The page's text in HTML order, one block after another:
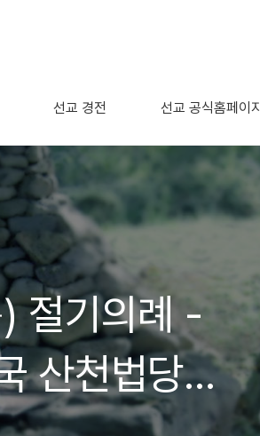
선교 경전 선교 공식홈페이지
절기의례 -
산천법당